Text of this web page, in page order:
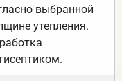
выбранной
утепления.